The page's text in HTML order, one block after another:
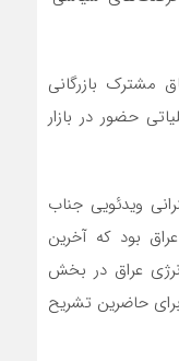
مشترک بازرگانی
حضور در بازار
ویدئویی جناب
عراق بود که آخرین
عراق در بخش
حاضرین تشریح